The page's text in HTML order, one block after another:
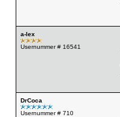
a-lex
Usernummer # 16541
DrCoca
Usernummer # 710